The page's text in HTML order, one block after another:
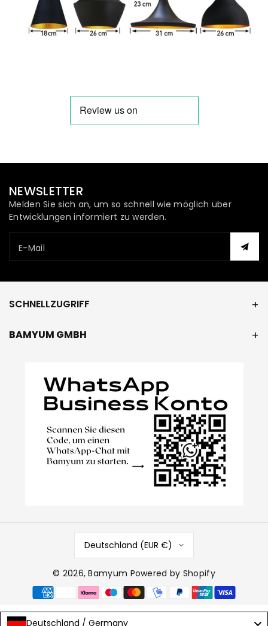
NEWSLETTER
Melden Sie sich an, um so schnell wie möglich über
Entwicklungen informiert zu werden.
E-Mail
SCHNELLZUGRIFF
BAMYUM GMBH
Deutschland (EUR €)
© 2026,Bamyum Powered by Shopify
Zahlungsmethoden
Deutschland / Germany